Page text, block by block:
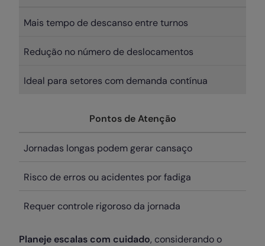
Mais tempo de descanso entre turnos
Redução no número de deslocamentos
Ideal para setores com demanda contínua
Pontos de Atenção
Jornadas longas podem gerar cansaço
Risco de erros ou acidentes por fadiga
Requer controle rigoroso da jornada
Planeje escalas com cuidado, considerando o